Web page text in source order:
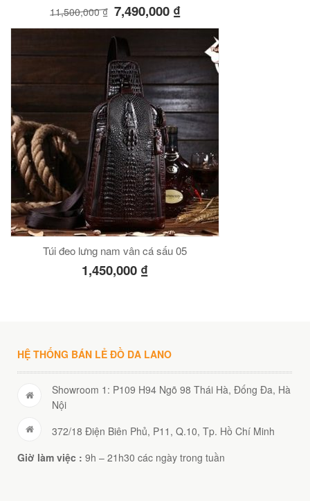
11,500,000₫ 7,490,000 ₫
Túi đeo lưng nam vân cá sấu 05
1,450,000 ₫
HỆ THỐNG BÁN LẺ ĐỒ DA LANO
Showroom 1: P109 H94 Ngõ 98 Thái Hà, Đống Đa, Hà
Nội
372/18 Điện Biên Phủ, P11, Q.10, Tp. Hồ Chí Minh
Giờ làm việc : 9h – 21h30 các ngày trong tuần